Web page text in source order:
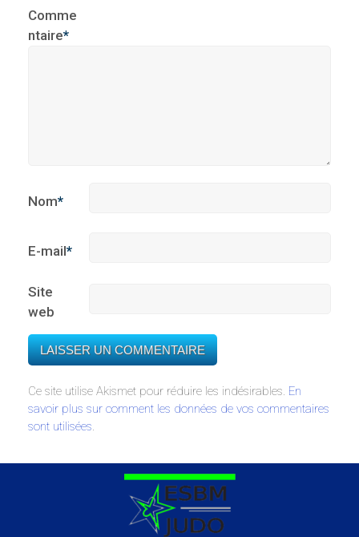
Comme
ntaire*
Nom*
E-mail*
Site
web
Ce site utilise Akismet pour réduire les indésirables. En
savoir plus sur comment les données de vos commentaires
sont utilisées.